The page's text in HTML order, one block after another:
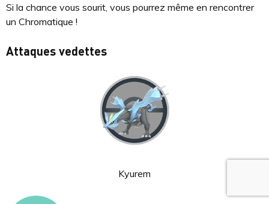
Si la chance vous sourit, vous pourrez même en rencontrer
un Chromatique !
Attaques vedettes
Kyurem